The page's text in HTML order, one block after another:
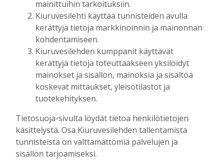
– julistukseen”
Tilaajille
Toimitus 11.7.2026 12:00
Fehmin juttusilla on käynyt tänä vuonna
jo noin 50 tammaa – miksi hyvää
siitosoria ei kuitenkaan hyväksytty
kantakirjaan?
Tilaajille
Toimitus 4.7.2026
UUSIMMAT
mainittuihin tarkoituksiin.
Kiuruvesilehti käyttää tunnisteiden avulla
kerättyjä tietoja markkinoinnin ja mainonnan
kohdentamiseen.
Kiuruvesilehden kumppanit käyttävät
kerättyjä tietoja toteuttaakseen yksilöidyt
mainokset ja sisällön, mainoksia ja sisältöä
koskevat mittaukset, yleisötilastot ja
tuotekehityksen.
Tietosuoja-sivulta löydät tietoa henkilötietojen
käsittelystä. Osa Kiuruvesilehden tallentamista
tunnisteista on välttämättömiä palvelujen ja
sisällön tarjoamiseksi.